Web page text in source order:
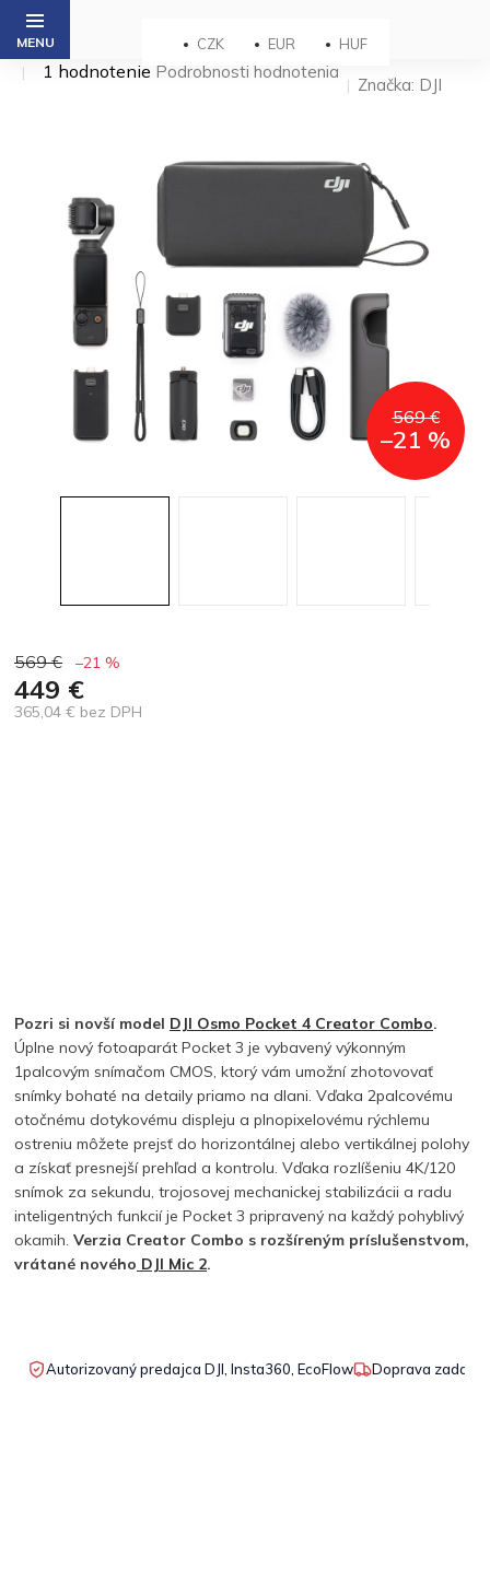
Prejsť
obsah
CZK EUR HUF
Priemerné
hviezdičiek.
1 hodnotenie Podrobnosti hodnotenia
Značka: DJI
569 €
–21 %
569 € –21 %
449 €
365,04 € bez DPH
Pozri si novší model DJI Osmo Pocket 4 Creator Combo.
Úplne nový fotoaparát Pocket 3 je vybavený výkonným
1palcovým snímačom CMOS, ktorý vám umožní zhotovovať
snímky bohaté na detaily priamo na dlani. Vďaka 2palcovému
otočnému dotykovému displeju a plnopixelovému rýchlemu
ostreniu môžete prejsť do horizontálnej alebo vertikálnej polohy
a získať presnejší prehľad a kontrolu. Vďaka rozlíšeniu 4K/120
snímok za sekundu, trojosovej mechanickej stabilizácii a radu
inteligentných funkcií je Pocket 3 pripravený na každý pohyblivý
okamih. Verzia Creator Combo s rozšíreným príslušenstvom,
vrátané nového DJI Mic 2.
Autorizovaný predajca DJI, Insta360, EcoFlow Doprava